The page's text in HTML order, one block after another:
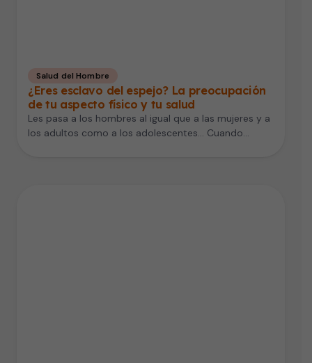
Salud del Hombre
¿Eres esclavo del espejo? La preocupación
de tu aspecto físico y tu salud
Les pasa a los hombres al igual que a las mujeres y a
los adultos como a los adolescentes... Cuando…